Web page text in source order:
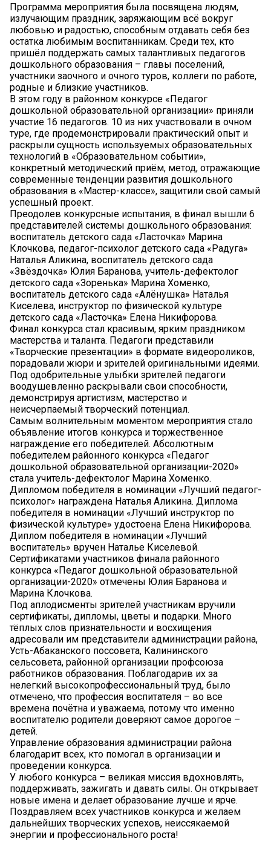
Программа мероприятия была посвящена людям,
излучающим праздник, заряжающим всё вокруг
любовью и радостью, способным отдавать себя без
остатка любимым воспитанникам. Среди тех, кто
пришёл поддержать самых талантливых педагогов
дошкольного образования – главы поселений,
участники заочного и очного туров, коллеги по работе,
родные и близкие участников.
В этом году в районном конкурсе «Педагог
дошкольной образовательной организации» приняли
участие 16 педагогов. 10 из них участвовали в очном
туре, где продемонстрировали практический опыт и
раскрыли сущность используемых образовательных
технологий в «Образовательном событии»,
конкретный методический приём, метод, отражающие
современные тенденции развития дошкольного
образования в «Мастер-классе», защитили свой самый
успешный проект.
Преодолев конкурсные испытания, в финал вышли 6
представителей системы дошкольного образования:
воспитатель детского сада «Ласточка» Марина
Клочкова, педагог-психолог детского сада «Радуга»
Наталья Аликина, воспитатель детского сада
«Звёздочка» Юлия Баранова, учитель-дефектолог
детского сада «Зоренька» Марина Хоменко,
воспитатель детского сада «Алёнушка» Наталья
Киселева, инструктор по физической культуре
детского сада «Ласточка» Елена Никифорова.
Финал конкурса стал красивым, ярким праздником
мастерства и таланта. Педагоги представили
«Творческие презентации» в формате видеороликов,
порадовали жюри и зрителей оригинальными идеями.
Под одобрительные улыбки зрителей педагоги
воодушевленно раскрывали свои способности,
демонстрируя артистизм, мастерство и
неисчерпаемый творческий потенциал.
Самым волнительным моментом мероприятия стало
объявление итогов конкурса и торжественное
награждение его победителей. Абсолютным
победителем районного конкурса «Педагог
дошкольной образовательной организации-2020»
стала учитель-дефектолог Марина Хоменко.
Дипломом победителя в номинации «Лучший педагог-
психолог» награждена Наталья Аликина. Диплома
победителя в номинации «Лучший инструктор по
физической культуре» удостоена Елена Никифорова.
Диплом победителя в номинации «Лучший
воспитатель» вручен Наталье Киселевой.
Сертификатами участников финала районного
конкурса «Педагог дошкольной образовательной
организации-2020» отмечены Юлия Баранова и
Марина Клочкова.
Под аплодисменты зрителей участникам вручили
сертификаты, дипломы, цветы и подарки. Много
тёплых слов признательности и восхищения
адресовали им представители администрации района,
Усть-Абаканского поссовета, Калининского
сельсовета, районной организации профсоюза
работников образования. Поблагодарив их за
нелегкий высокопрофессиональный труд, было
отмечено, что профессия воспитателя – во все
времена почётна и уважаема, потому что именно
воспитателю родители доверяют самое дорогое –
детей.
Управление образования администрации района
благодарит всех, кто помогал в организации и
проведении конкурса.
У любого конкурса – великая миссия вдохновлять,
поддерживать, зажигать и давать силы. Он открывает
новые имена и делает образование лучше и ярче.
Поздравляем всех участников конкурса и желаем
дальнейших творческих успехов, неиссякаемой
энергии и профессионального роста!